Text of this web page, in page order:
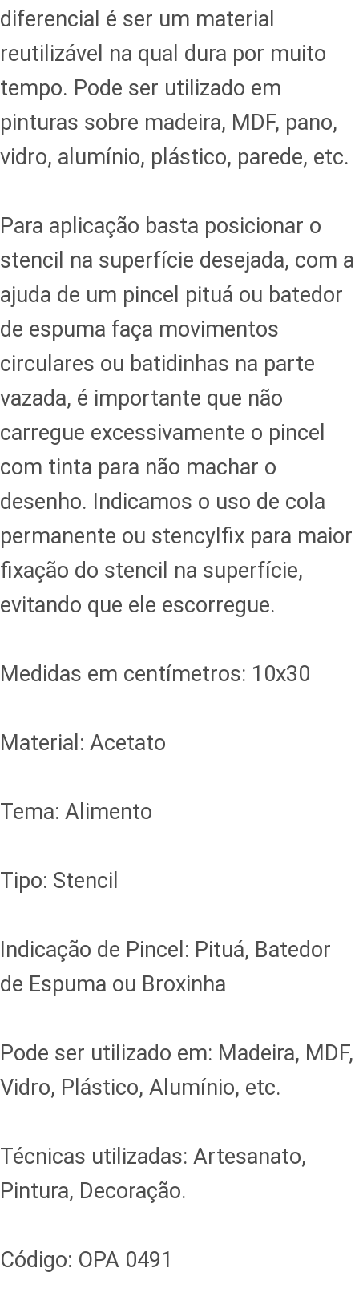
diferencial é ser um material
reutilizável na qual dura por muito
tempo. Pode ser utilizado em
pinturas sobre madeira, MDF, pano,
vidro, alumínio, plástico, parede, etc.
Para aplicação basta posicionar o
stencil na superfície desejada, com a
ajuda de um pincel pituá ou batedor
de espuma faça movimentos
circulares ou batidinhas na parte
vazada, é importante que não
carregue excessivamente o pincel
com tinta para não machar o
desenho. Indicamos o uso de cola
permanente ou stencylfix para maior
fixação do stencil na superfície,
evitando que ele escorregue.
Medidas em centímetros: 10x30
Material: Acetato
Tema: Alimento
Tipo: Stencil
Indicação de Pincel: Pituá, Batedor
de Espuma ou Broxinha
Pode ser utilizado em: Madeira, MDF,
Vidro, Plástico, Alumínio, etc.
Técnicas utilizadas: Artesanato,
Pintura, Decoração.
Código: OPA 0491